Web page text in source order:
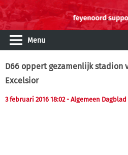
Menu
D66 oppert gezamenlijk stadion
Excelsior
3 februari 2016 18:02- Algemeen Dagblad